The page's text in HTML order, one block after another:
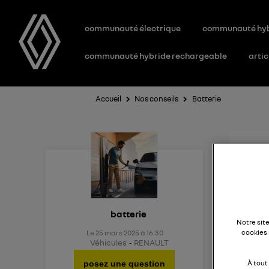
communauté électrique communauté
communauté hybride rechargeable
Accueil Nos conseils Batterie
batterie
Le 25 mars 2025 à 16:30
Véhicules RENAULT
posez une question
Notre
cookies
À tout